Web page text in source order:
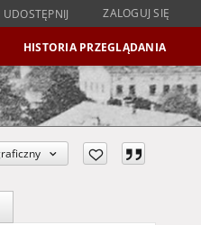
UDOSTĘPNIJ ZALOGUJ SIĘ
HISTORIA PRZEGLĄDANIA